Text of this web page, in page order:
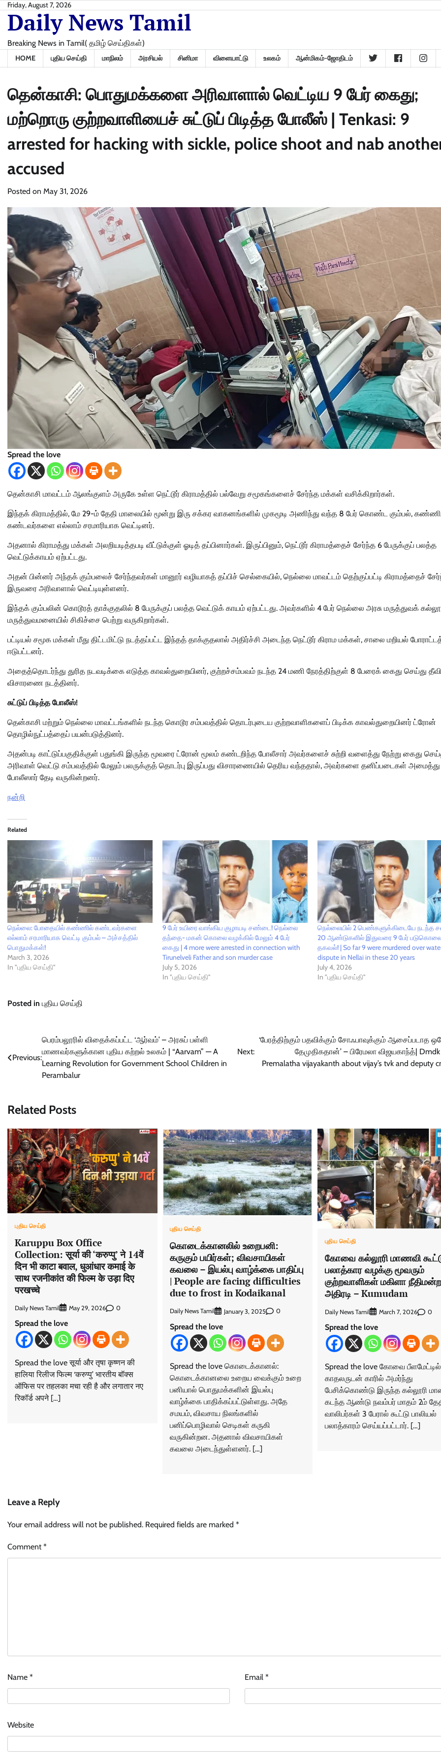
Skip
content
Friday, August 7, 2026
Daily News Tamil
Breaking News in Tamil( தமிழ் செய்திகள்)
HOME புதிய செய்தி மாநிலம் அரசியல் சினிமா விளையாட்டு உலகம் ஆன்மிகம்-ஜோதிடம்
தென்காசி: பொதுமக்களை அரிவாளால் வெட்டிய 9 பேர் கைது;
மற்றொரு குற்றவாளியைச் சுட்டுப் பிடித்த போலீஸ் | Tenkasi: 9
arrested for hacking with sickle, police shoot and nab
accused
Posted on May 31, 2026
Spread the love
தென்காசி மாவட்டம் ஆலங்குளம் அருகே உள்ள நெட்டூர் கிராமத்தில் பல்வேறு சமூகங்களைச் சேர்ந்த மக்கள் வசிக்கிறார்கள்.
இந்தக் கிராமத்தில், மே 29-ம் தேதி மாலையில் மூன்று இரு சக்கர வாகனங்களில் முகமூடி அணிந்து வந்த 8 பேர் கொண்ட கும்பல்,
கண்டவர்களை எல்லாம் சரமாரியாக வெட்டினர்.
அதனால் கிராமத்து மக்கள் அலறியடித்தபடி வீட்டுக்குள் ஓடித் தப்பினார்கள். இருப்பினும், நெட்டூர் கிராமத்தைச் சேர்ந்த 6 பேருக்குப் பலத்த
வெட்டுக்காயம் ஏற்பட்டது.
அதன் பின்னர் அந்தக் கும்பலைச் சேர்ந்தவர்கள் மானூர் வழியாகத் தப்பிச் செல்கையில், நெல்லை மாவட்டம் தெற்குப்பட்டி கிராமத்தைச்
இருவரை அரிவாளால் வெட்டியுள்ளனர்.
இந்தக் கும்பலின் கொடூரத் தாக்குதலில் 8 பேருக்குப் பலத்த வெட்டுக் காயம் ஏற்பட்டது. அவர்களில் 4 பேர் நெல்லை அரசு மருத்துவக்
மருத்துவமனையில் சிகிச்சை பெற்று வருகிறார்கள்.
பட்டியல் சமூக மக்கள் மீது திட்டமிட்டு நடத்தப்பட்ட இந்தத் தாக்குதலால் அதிர்ச்சி அடைந்த நெட்டூர் கிராம மக்கள், சாலை மறியல்
ஈடுபட்டனர்.
அதைத்தொடர்ந்து துரித நடவடிக்கை எடுத்த காவல்துறையினர், குற்றச்சம்பவம் நடந்த 24 மணி நேரத்திற்குள் 8 பேரைக் கைது செய்து
விசாரணை நடத்தினர்.
சுட்டுப் பிடித்த போலீஸ்!
தென்காசி மற்றும் நெல்லை மாவட்டங்களில் நடந்த கொடூர சம்பவத்தில் தொடர்புடைய குற்றவாளிகளைப் பிடிக்க காவல்துறையினர் ட்ரோன்
தொழில்நுட்பத்தைப் பயன்படுத்தினர்.
அதன்படி காட்டுப்பகுதிக்குள் பதுங்கி இருந்த மூவரை ட்ரோன் மூலம் கண்டறிந்த போலீசார் அவர்களைச் சுற்றி வளைத்து நேற்று கைது
அரிவாள் வெட்டு சம்பவத்தில் மேலும் பலருக்குத் தொடர்பு இருப்பது விசாரணையில் தெரிய வந்ததால், அவர்களை தனிப்படைகள் அமைத்து
போலீஸார் தேடி வருகின்றனர்.
நன்றி
Related
நெல்லை: போதையில் கண்ணில் கண்டவர்களை
எல்லாம் சரமாரியாக வெட்டி கும்பல் – அச்சத்தில்
பொதுமக்கள்!
March 3, 2026
In "புதிய செய்தி"
9 பேர் உயிரை வாங்கிய குழாயடி சண்டை! நெல்லை
தந்தை- மகன் கொலை வழக்கில் மேலும் 4 பேர்
கைது | 4 more were arrested in connection with
Tirunelveli Father and son murder case
July 5, 2026
In "புதிய செய்தி"
நெல்லையில் 2 பெண்களுக்கிடையே நடந்த
20 ஆண்டுகளில் இதுவரை 9 பேர்
தகவல்! | So far 9 were murdered over
dispute in Nellai in these 20 years
July 4, 2026
In "புதிய செய்தி"
Posted in புதிய செய்தி
navigation
Previous:
பெரம்பலூரில் விதைக்கப்பட்ட ‘ஆர்வம்’ – அரசுப் பள்ளி
மாணவர்களுக்கான புதிய கற்றல் உலகம் | “Aarvam” — A
Learning Revolution for Government School Children in
Perambalur
Next:
‘பேரத்திற்கும் பதவிக்கும் சோஃபாவுக்கும் ஆசைப்படாத
தேமுதிகதான்’ – பிரேமலா விஜயகாந்த்|
Premalatha vijayakanth about vijay’s tvk and deputy
Related Posts
புதிய செய்தி
Karuppu Box Office
Collection: सूर्या की ‘करुप्पु’ ने 14वें
दिन भी काटा बवाल, धुआंधार कमाई के
साथ रजनीकांत की फिल्म के उड़ा दिए
परखच्चे
Daily News Tamil May 29, 2026 0
Spread the love
Spread the love सूर्या और तृषा कृष्णन की
हालिया रिलीज फिल्म ‘करुप्पु’ भारतीय बॉक्स
ऑफिस पर तहलका मचा रही है और लगातार नए
रिकॉर्ड अपने […]
புதிய செய்தி
கொடைக்கானலில் உறைபனி:
கருகும் பயிர்கள்; விவசாயிகள்
கவலை – இயல்பு வாழ்க்கை பாதிப்பு
| People are facing difficulties
due to frost in Kodaikanal
Daily News Tamil January 3, 2025 0
Spread the love
Spread the love கொடைக்கானல்:
கொடைக்கானலை உறைய வைக்கும் உறை
பனியால் பொதுமக்களின் இயல்பு
வாழ்க்கை பாதிக்கப்பட்டுள்ளது. அதே
சமயம், விவசாய நிலங்களில்
பனிப்பொழிவால் செடிகள் கருகி
வருகின்றன. அதனால் விவசாயிகள்
கவலை அடைந்துள்ளனர். […]
புதிய செய்தி
கோவை கல்லூரி மாணவி
பலாத்கார வழக்கு மூவரும்
குற்றவாளிகள் மகிளா
அதிரடி – Kumudam
Daily News Tamil March 7, 2026 0
Spread the love
Spread the love கோவை பீளமேட்டில்
காதலருடன் காரில் அமர்ந்து
பேசிக்கொண்டு இருந்த கல்லூரி
கடந்த ஆண்டு நவம்பர் மாதம் 2ம்
வாலிபர்கள் 3 பேரால் கூட்டு பாலியல்
பலாத்காரம் செய்யப்பட்டார். […]
Leave a Reply
Your email address will not be published. Required fields are marked *
Comment*
Name * Email*
Website